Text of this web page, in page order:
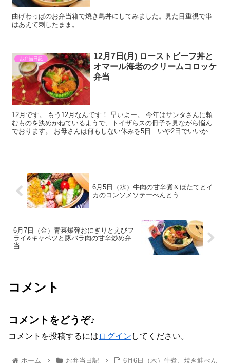
曲げわっぱのお弁当箱で焼き鳥丼にしてみました。見た目重視で串
はあえて刺したまま。
お弁当日記
12月7日(月) ローストビーフ丼と
オマール海老のクリームコロッケ
弁当
12月です。 もう12月なんです！ 早いよー。 今年はサンタさんに頼
むものを決めかねているようで、トイザらスの冊子を見ながら悩ん
でおります。 お母さんは何もしない休みを5日…いや2日でいいから
6月5日（水）牛肉の甘辛煮＆ほたてとイ
カのコンソメソテーべんとう
6月7日（金）青菜爆弾おにぎりとえびフ
ライ&キャベツと豚バラ肉の甘辛炒め弁
当
コメント
コメントをどうぞ♪
コメントを投稿するには ログイン してください。
ホーム お弁当日記 6月6日（木）牛煮、焼き鮭べん